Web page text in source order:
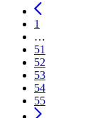
Навігація
записів
1
…
51
52
53
54
55